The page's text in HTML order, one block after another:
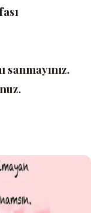
sanmayınız.
.